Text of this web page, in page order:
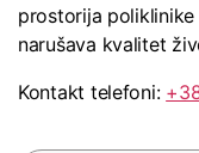
prostorija
narušava kvalitet
Kontakt telefoni: